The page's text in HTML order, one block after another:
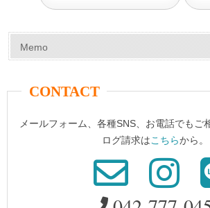
Memo
CONTACT
メールフォーム、各種SNS、お電話でもご
ログ請求はこちらから。